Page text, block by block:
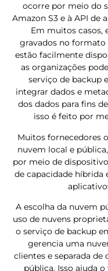
ocorre por meio do
Amazon S3 e à API de
Em muitos casos,
gravados no
estão facilmente
as organizações
serviço de backup
integrar dados e
dos dados para fins
isso é feito por
Muitos fornecedores
nuvem local e
por meio de
de capacidade híbrida
A escolha da nuvem
uso de nuvens
o serviço de backup
gerencia uma
clientes e separada
pública. Isso ajuda